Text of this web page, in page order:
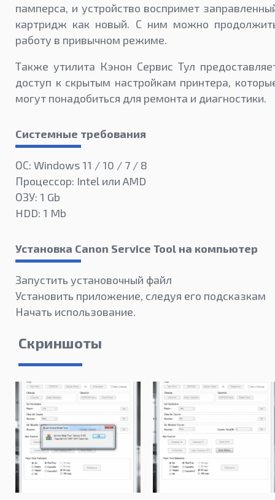
памперса, и устройство воспримет
картридж как новый. С ним можно
работу в привычном режиме.
Также утилита Кэнон Сервис Тул
доступ к скрытым настройкам принтера,
могут понадобиться для ремонта и диагностики.
Системные требования
ОС: Windows 11 / 10 / 7 / 8
Процессор: Intel или AMD
ОЗУ: 1 Gb
HDD: 1 Mb
Установка Canon Service Tool на компьютер
Запустить установочный файл
Установить приложение, следуя его подсказкам
Начать использование.
Скриншоты